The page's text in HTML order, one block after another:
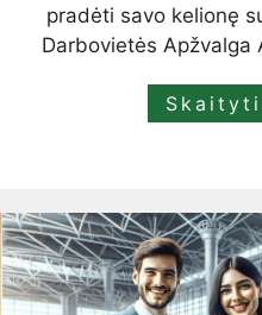
pradėti savo kelionę
Darbovietės Apžvalga